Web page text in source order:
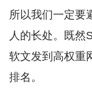
所以我们一定要
人的长处。既然
软文发到高权重
排名。